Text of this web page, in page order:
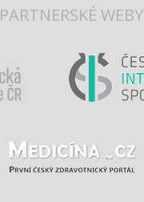
PARTNERSKÉ WEBY